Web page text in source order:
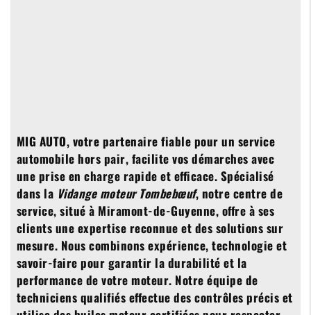
MIG AUTO, votre partenaire fiable pour un service
automobile hors pair, facilite vos démarches avec
une prise en charge rapide et efficace. Spécialisé
dans la Vidange moteur Tombebœuf, notre centre de
service, situé à Miramont-de-Guyenne, offre à ses
clients une expertise reconnue et des solutions sur
mesure. Nous combinons expérience, technologie et
savoir-faire pour garantir la durabilité et la
performance de votre moteur. Notre équipe de
techniciens qualifiés effectue des contrôles précis et